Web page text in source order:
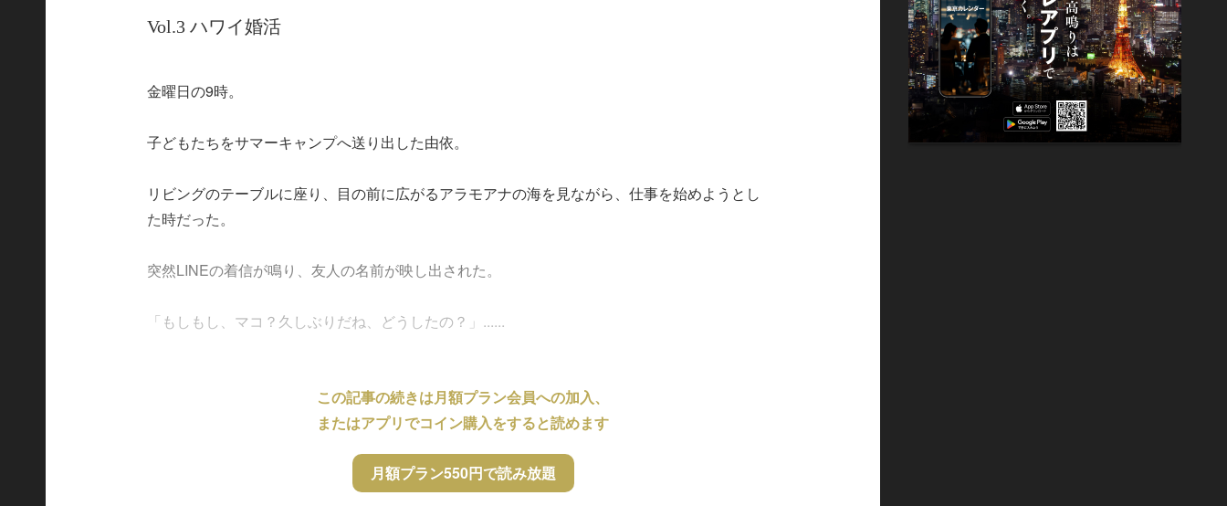
Vol.3 ハワイ婚活
金曜日の9時。
子どもたちをサマーキャンプへ送り出した由依。
リビングのテーブルに座り、目の前に広がるアラモアナの海を見ながら、仕事を始めようとし
た時だった。
突然LINEの着信が鳴り、友人の名前が映し出された。
「もしもし、マコ？久しぶりだね、どうしたの？」......
この記事の続きは月額プラン会員への加入、
またはアプリでコイン購入をすると読めます
月額プラン550円で読み放題